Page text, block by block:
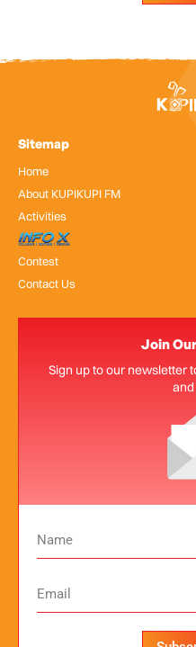
Sitemap
Home
About KUPIKUPI FM
Activities
InfoX
Contest
Contact Us
Join
Sign up to our newsletter